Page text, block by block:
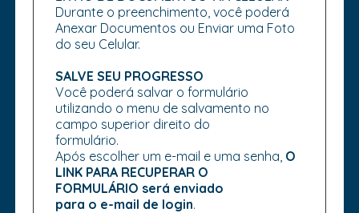
Durante o preenchimento, você poderá
Anexar Documentos ou Enviar uma Foto
do seu Celular.
SALVE SEU PROGRESSO
Você poderá salvar o formulário
utilizando o menu de salvamento no
campo superior direito do
formulário.
Após escolher um e-mail e uma senha, O
LINK PARA RECUPERAR O
FORMULÁRIO será enviado
para o e-mail de login.